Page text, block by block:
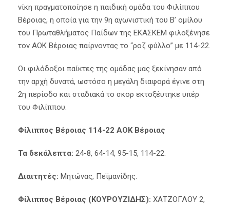
νίκη πραγματοποίησε η παιδική ομάδα του Φιλίππου
Βέροιας, η οποία για την 9η αγωνιστική του Β’ ομίλου
του Πρωταθλήματος Παίδων της ΕΚΑΣΚΕΜ φιλοξένησε
τον ΑΟΚ Βέροιας παίρνοντας το “ροζ φύλλο” με 114-22.
Οι φιλόδοξοι παίκτες της ομάδας μας ξεκίνησαν από
την αρχή δυνατά, ωστόσο η μεγάλη διαφορά έγινε στη
2η περίοδο και σταδιακά το σκορ εκτοξέυτηκε υπέρ
του Φιλίππου.
Φίλιππος Βέροιας 114-22 ΑΟΚ Βέροιας
Τα δεκάλεπτα: 24-8, 64-14, 95-15, 114-22.
Διαιτητές: Μητώνας, Πεϊμανίδης.
Φίλιππος Βέροιας (ΚΟΥΡΟΥΖΙΔΗΣ): ΧΑΤΖΟΓΛΟΥ 2,